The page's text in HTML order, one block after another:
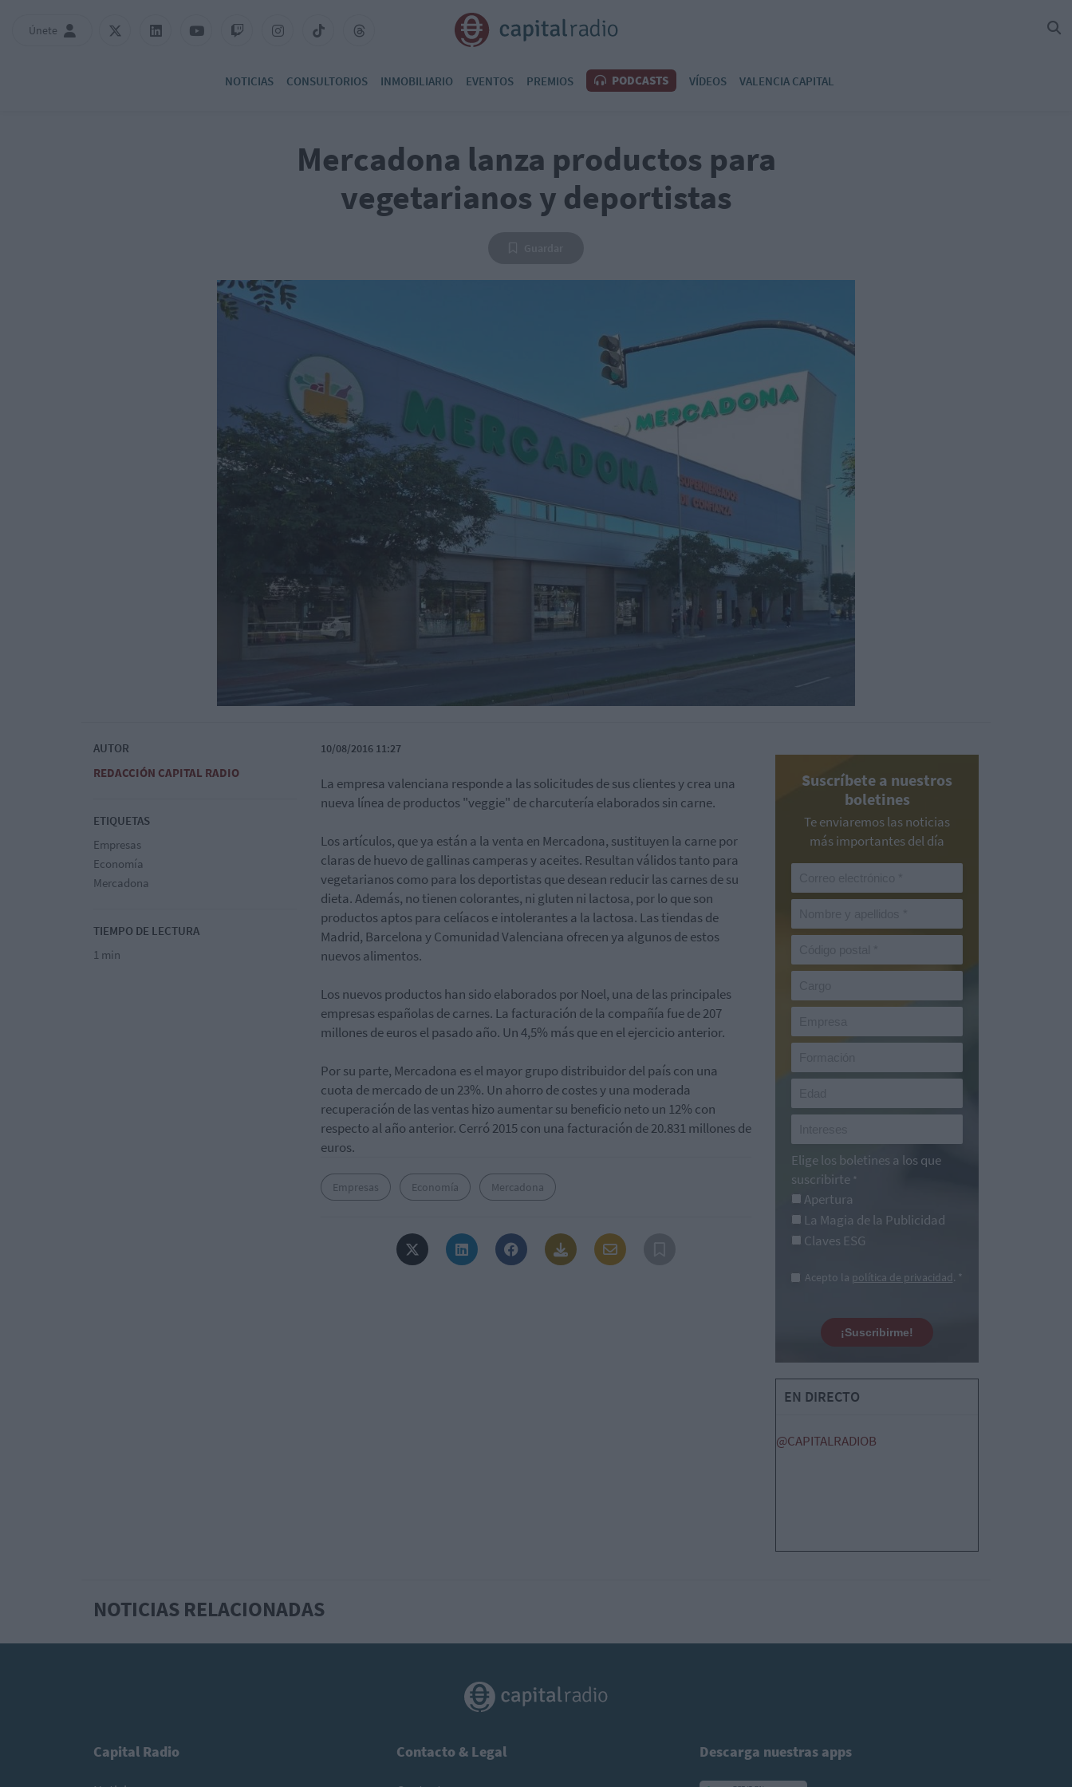
Únete
NOTICIAS CONSULTORIOS INMOBILIARIO EVENTOS PREMIOS PODCASTS VÍDEOS VALENCIA CAPITAL
Mercadona lanza productos para
vegetarianos y deportistas
AUTOR
REDACCIÓN CAPITAL RADIO
ETIQUETAS
Empresas
Economía
Mercadona
TIEMPO DE LECTURA
1 min
10/08/2016 11:27
La empresa valenciana responde a las solicitudes de sus clientes y crea una
nueva línea de productos "veggie" de charcutería elaborados sin carne.
Los artículos, que ya están a la venta en Mercadona, sustituyen la carne por
claras de huevo de gallinas camperas y aceites. Resultan válidos tanto para
vegetarianos como para los deportistas que desean reducir las carnes de su
dieta. Además, no tienen colorantes, ni gluten ni lactosa, por lo que son
productos aptos para celíacos e intolerantes a la lactosa. Las tiendas de
Madrid, Barcelona y Comunidad Valenciana ofrecen ya algunos de estos
nuevos alimentos.
Los nuevos productos han sido elaborados por Noel, una de las principales
empresas españolas de carnes. La facturación de la compañía fue de 207
millones de euros el pasado año. Un 4,5% más que en el ejercicio anterior.
Por su parte, Mercadona esel mayor grupo distribuidor del país con una
cuota de mercado de un 23%. Un ahorro de costes y una moderada
recuperación de las ventas hizo aumentar su beneficio neto un 12% con
respecto al año anterior. Cerró 2015 con una facturación de 20.831 millones de
euros.
Empresas Economía Mercadona
Suscríbete a nuestros
boletines
Te enviaremos las noticias
más importantes del día
Elige los boletines a los que
suscribirte *
Apertura
La Magia de la Publicidad
Claves ESG
Acepto la política de privacidad. *
¡Suscribirme!
EN DIRECTO
@CAPITALRADIOB
NOTICIAS RELACIONADAS
Capital Radio Contacto & Legal Descarga nuestras apps